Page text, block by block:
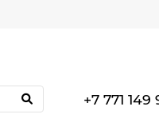
+7 771 149